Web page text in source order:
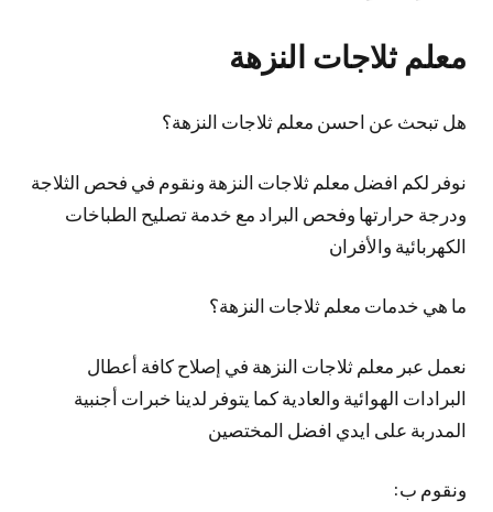
معلم ثلاجات النزهة
هل تبحث عن احسن معلم ثلاجات النزهة؟
نوفر لكم افضل معلم ثلاجات النزهة ونقوم في فحص الثلاجة
ودرجة حرارتها وفحص البراد مع خدمة تصليح الطباخات
الكهربائية والأفران
ما هي خدمات معلم ثلاجات النزهة؟
نعمل عبر معلم ثلاجات النزهة في إصلاح كافة أعطال
البرادات الهوائية والعادية كما يتوفر لدينا خبرات أجنبية
المدربة على ايدي افضل المختصين
ونقوم ب: